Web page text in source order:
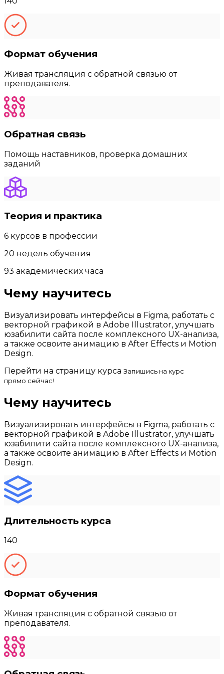
Формат обучения
Живая трансляция с обратной связью от
преподавателя.
Обратная связь
Помощь наставников, проверка домашних
заданий
Теория и практика
6 курсов в профессии
20 недель обучения
93 академических часа
Чему научитесь
Визуализировать интерфейсы в Figma, работать с
векторной графикой в Adobe Illustrator, улучшать
юзабилити сайта после комплексного UX-анализа,
а также освоите анимацию в After Effects и Motion
Design.
Перейти на страницу курса Запишись на курс
прямо сейчас!
Чему научитесь
Визуализировать интерфейсы в Figma, работать с
векторной графикой в Adobe Illustrator, улучшать
юзабилити сайта после комплексного UX-анализа,
а также освоите анимацию в After Effects и Motion
Design.
Длительность курса
140
Формат обучения
Живая трансляция с обратной связью от
преподавателя.